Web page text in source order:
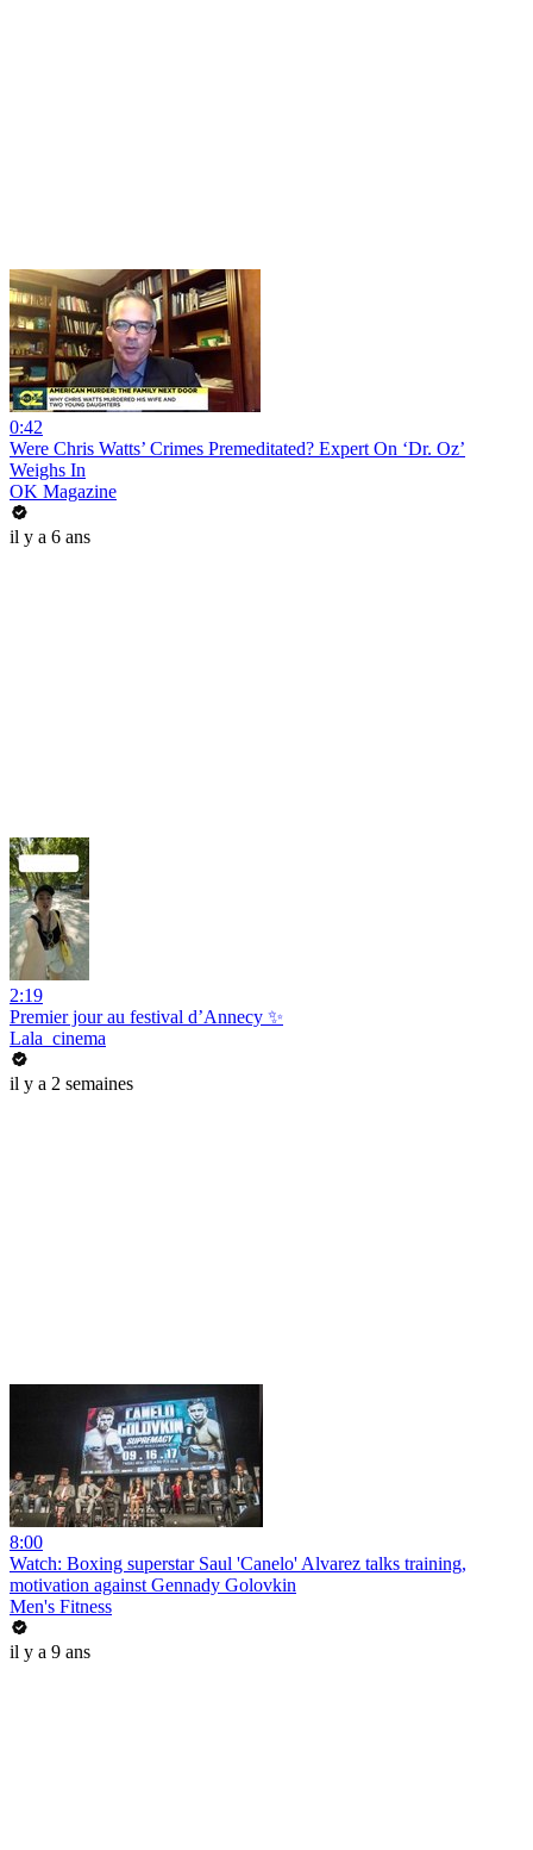
0:42
Were Chris Watts’ Crimes Premeditated? Expert On ‘Dr. Oz’
Weighs In
OK Magazine
il y a 6 ans
2:19
Premier jour au festival d’Annecy ✨
Lala_cinema
il y a 2 semaines
8:00
Watch: Boxing superstar Saul 'Canelo' Alvarez talks training,
motivation against Gennady Golovkin
Men's Fitness
il y a 9 ans